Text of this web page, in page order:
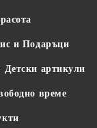
и Подаръци
артикули
време